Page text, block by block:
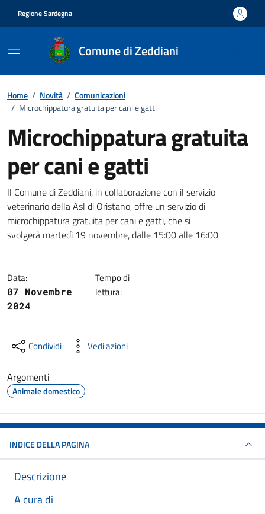
Regione Sardegna
Comune di Zeddiani
Home / Novità / Comunicazioni
/ Microchippatura gratuita per cani e gatti
Microchippatura gratuita
per cani e gatti
Dettagli della notizia
Il Comune di Zeddiani, in collaborazione con il servizio
veterinario della Asl di Oristano, offre un servizio di
microchippatura gratuita per cani e gatti, che si
svolgerà martedì 19 novembre, dalle 15:00 alle 16:00
Data:
07 Novembre
2024
Tempo di
lettura:
Condividi Vedi azioni
Argomenti
Animale domestico
INDICE DELLA PAGINA
Descrizione
A cura di